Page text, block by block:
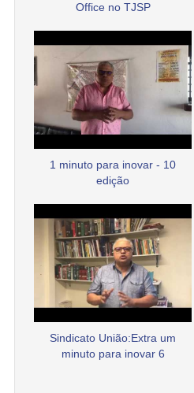
Office no TJSP
1 minuto para inovar - 10
edição
Sindicato União:Extra um
minuto para inovar 6